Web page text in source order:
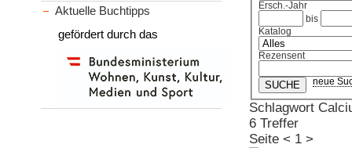
Ersch.-Jahr
bis
Katalog
Rezensent
neue
Schlagwort
6 Treffer
Seite < 1 >
Aktuelle Buchtipps
gefördert durch das